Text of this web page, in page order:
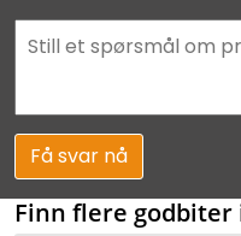
Få svar nå
Finn flere